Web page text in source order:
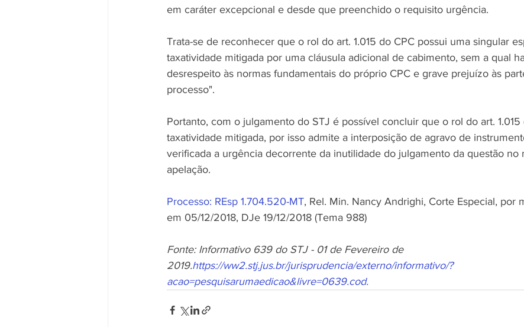
em caráter excepcional e desde que preenchido o requisito urgência.
Trata-se de reconhecer que o rol do art. 1.015 do CPC possui uma singular
taxatividade mitigada por uma cláusula adicional de cabimento, sem a qual
desrespeito às normas fundamentais do próprio CPC e grave prejuízo às
processo".
Portanto, com o julgamento do STJ é possível concluir que o rol do art. 1.015
taxatividade mitigada, por isso admite a interposição de agravo de
verificada a urgência decorrente da inutilidade do julgamento da questão no
apelação.
Processo: REsp 1.704.520-MT, Rel. Min. Nancy Andrighi, Corte Especial, por
em 05/12/2018, DJe 19/12/2018 (Tema 988)
Fonte: Informativo 639 do STJ - 01 de Fevereiro de
2019.https://ww2.stj.jus.br/jurisprudencia/externo/informativo/?
acao=pesquisarumaedicao&livre=0639.cod.